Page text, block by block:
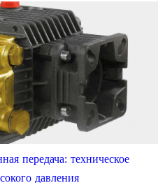
передача: техническое
давления